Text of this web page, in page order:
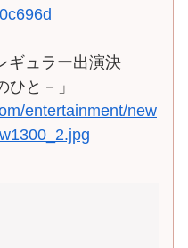
ギュラー出演決
と－」
entertainment/new